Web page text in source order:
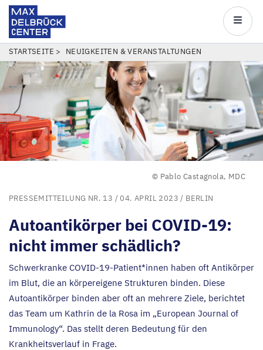
Direkt
zum
Inhalt
Center
Main
PFADNAVIGATION
STARTSEITE NEUIGKEITEN & VERANSTALTUNGEN
© Pablo Castagnola, MDC
PRESSEMITTEILUNG NR. 13 / 04. APRIL 2023 / BERLIN
Autoantikörper bei COVID-19:
nicht immer schädlich?
Schwerkranke COVID-19-Patient*innen haben oft Antikörper
im Blut, die an körpereigene Strukturen binden. Diese
Autoantikörper binden aber oft an mehrere Ziele, berichtet
das Team um Kathrin de la Rosa im „European Journal of
Immunology“. Das stellt deren Bedeutung für den
Krankheitsverlauf in Frage.